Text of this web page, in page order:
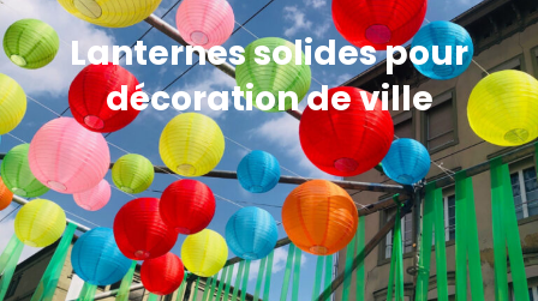
Lanternes solides pour
décoration de ville